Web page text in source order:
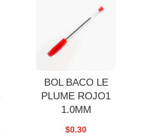
BOL BACO LE
PLUME ROJO1
1.0MM
$0.30